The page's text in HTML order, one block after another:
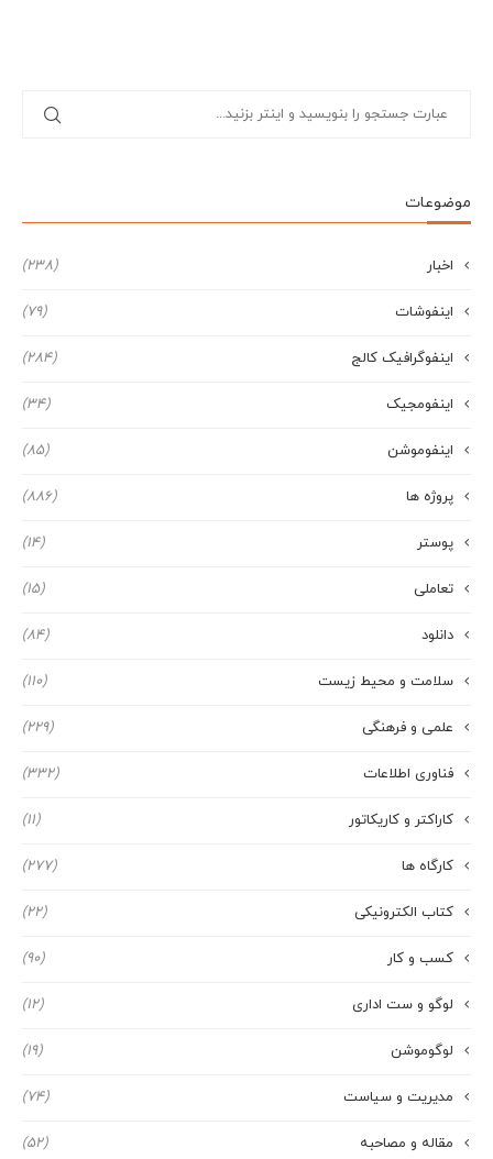
موضوعات
اخبار (238)
اینفوشات (79)
اینفوگرافیک کالج (284)
اینفومجیک (34)
اینفوموشن (85)
پروژه ها (886)
پوستر (14)
تعاملی (15)
دانلود (84)
سلامت و محیط زیست (110)
علمی و فرهنگی (229)
فناوری اطلاعات (332)
کاراکتر و کاریکاتور (11)
کارگاه ها (277)
کتاب الکترونیکی (22)
کسب و کار (90)
لوگو و ست اداری (12)
لوگوموشن (19)
مدیریت و سیاست (74)
مقاله و مصاحبه (52)